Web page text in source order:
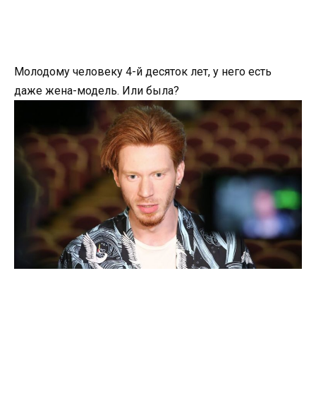
Молодому человеку 4-й десяток лет, у него есть
даже жена-модель. Или была?